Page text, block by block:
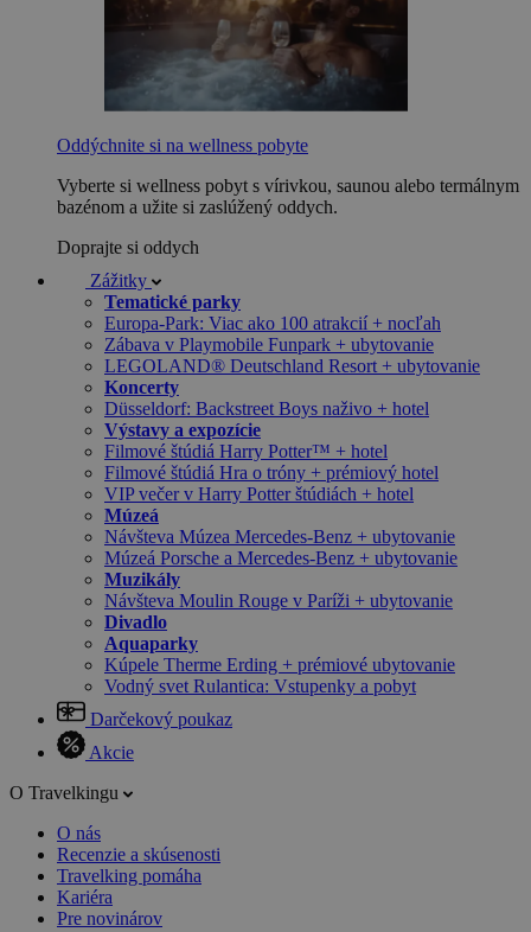
Oddýchnite si na wellness pobyte
Vyberte si wellness pobyt s vírivkou, saunou alebo termálnym
bazénom a užite si zaslúžený oddych.
Doprajte si oddych
Zážitky
Tematické parky
Europa-Park: Viac ako 100 atrakcií + nocľah
Zábava v Playmobile Funpark + ubytovanie
LEGOLAND® Deutschland Resort + ubytovanie
Koncerty
Düsseldorf: Backstreet Boys naživo + hotel
Výstavy a expozície
Filmové štúdiá Harry Potter™ + hotel
Filmové štúdiá Hra o tróny + prémiový hotel
VIP večer v Harry Potter štúdiách + hotel
Múzeá
Návšteva Múzea Mercedes-Benz + ubytovanie
Múzeá Porsche a Mercedes-Benz + ubytovanie
Muzikály
Návšteva Moulin Rouge v Paríži + ubytovanie
Divadlo
Aquaparky
Kúpele Therme Erding + prémiové ubytovanie
Vodný svet Rulantica: Vstupenky a pobyt
Darčekový poukaz
Akcie
O Travelkingu
O nás
Recenzie a skúsenosti
Travelking pomáha
Kariéra
Pre novinárov